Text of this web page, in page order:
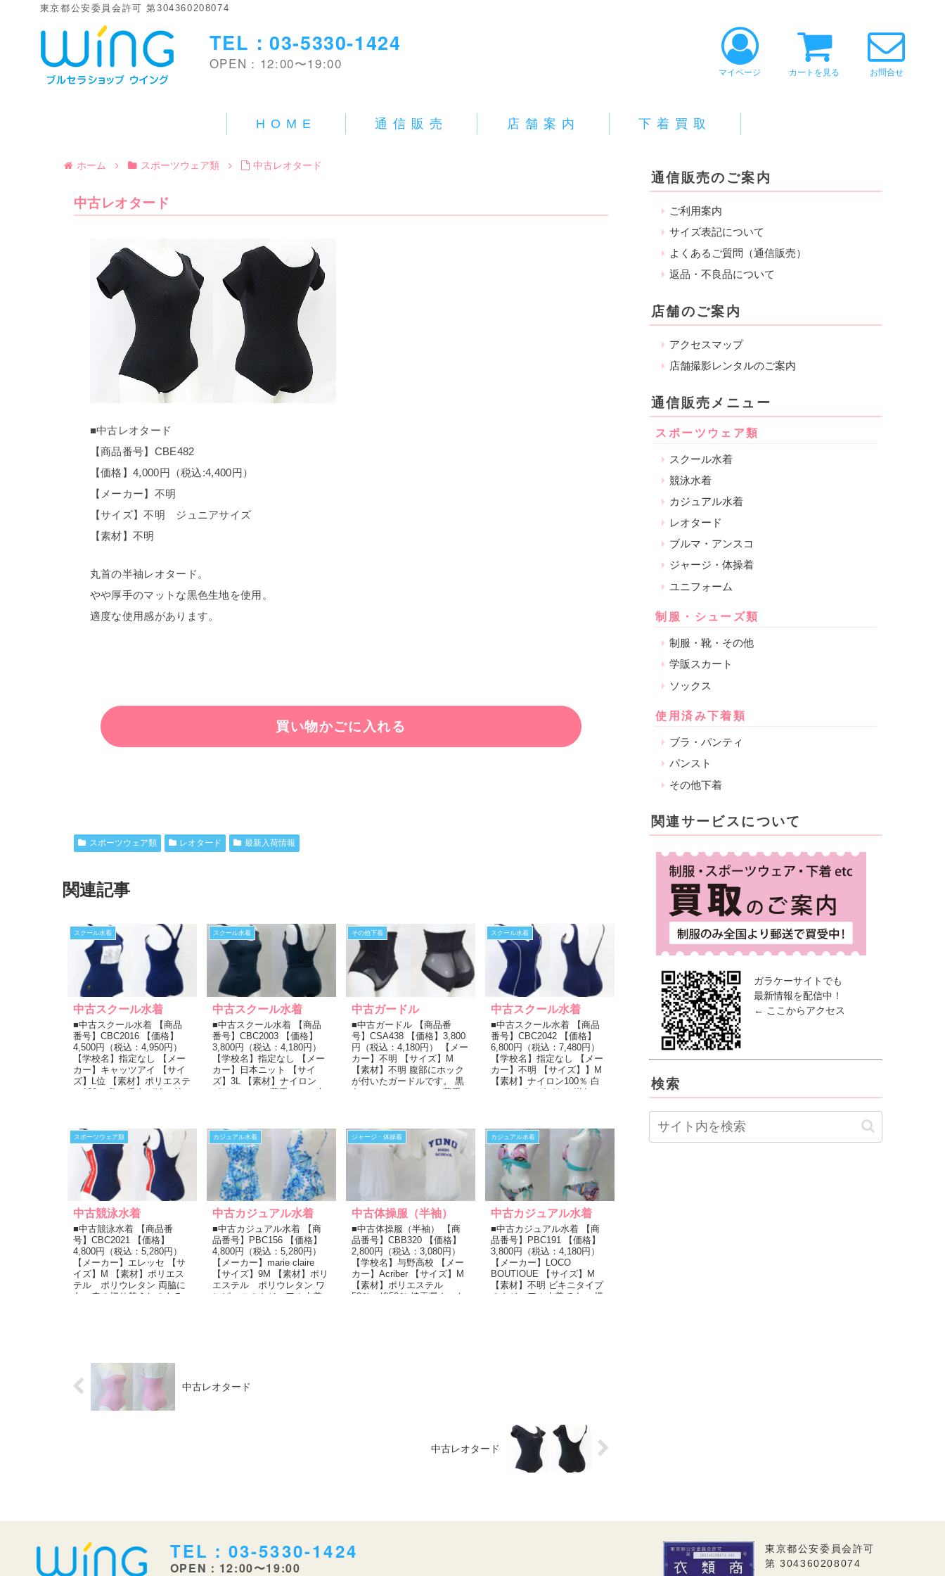
東京都公安委員会許可 第304360208074
TEL：03-5330-1424
OPEN：12:00〜19:00
マイページ カートを見る お問合せ
HOME 通信販売 店舗案内 下着買取
ホーム スポーツウェア類 中古レオタード
中古レオタード
■中古レオタード
【商品番号】CBE482
【価格】4,000円（税込:4,400円）
【メーカー】不明
【サイズ】不明 ジュニアサイズ
【素材】不明
丸首の半袖レオタード。
やや厚手のマットな黒色生地を使用。
適度な使用感があります。
スポーツウェア類 レオタード 最新入荷情報
関連記事
スクール水着
中古スクール水着
■中古スクール水着 【商品
番号】CBC2016 【価格】
4,500円（税込：4,950円）
【学校名】指定なし 【メー
カー】キャッツアイ 【サイ
ズ】L位 【素材】ポリエステ
ル100％ 胸に氏名が縫い付
スクール水着
中古スクール水着
■中古スクール水着 【商品
番号】CBC2003 【価格】
3,800円（税込：4,180円）
【学校名】指定なし 【メー
カー】日本ニット 【サイ
ズ】3L 【素材】ナイロン
ポリウレタン 薄手でやや光
その他下着
中古ガードル
■中古ガードル 【商品番
号】CSA438 【価格】3,800
円（税込：4,180円） 【メー
カー】不明 【サイズ】M
【素材】不明 腹部にホック
が付いたガードルです。 黒
色。オールメッシュで薄手
スクール水着
中古スクール水着
■中古スクール水着 【商品
番号】CBC2042 【価格】
6,800円（税込：7,480円）
【学校名】指定なし 【メー
カー】不明 【サイズ】】M
【素材】ナイロン100％ 白
いパイピングがある紺色ス
スポーツウェア類
中古競泳水着
■中古競泳水着 【商品番
号】CBC2021 【価格】
4,800円（税込：5,280円）
【メーカー】エレッセ 【サ
イズ】M 【素材】ポリエス
テル ポリウレタン 両脇に
白・赤の切り替えしのある
カジュアル水着
中古カジュアル水着
■中古カジュアル水着 【商
品番号】PBC156 【価格】
4,800円（税込：5,280円）
【メーカー】marie claire
【サイズ】9M 【素材】ポリ
エステル ポリウレタン ワ
ンピースのカジュアル水着
ジャージ・体操着
中古体操服（半袖）
■中古体操服（半袖） 【商
品番号】CBB320 【価格】
2,800円（税込：3,080円）
【学校名】与野高校 【メー
カー】Acriber 【サイズ】M
【素材】ポリエステル
50％ 綿50％ 埼玉県さいた
カジュアル水着
中古カジュアル水着
■中古カジュアル水着 【商
品番号】PBC191 【価格】
3,800円（税込：4,180円）
【メーカー】LOCO
BOUTIOUE 【サイズ】M
【素材】不明 ビキニタイプ
のカジュアル水着です。 横
中古レオタード
中古レオタード
通信販売のご案内
ご利用案内
サイズ表記について
よくあるご質問（通信販売）
返品・不良品について
店舗のご案内
アクセスマップ
店舗撮影レンタルのご案内
通信販売メニュー
スポーツウェア類
スクール水着
競泳水着
カジュアル水着
レオタード
ブルマ・アンスコ
ジャージ・体操着
ユニフォーム
制服・シューズ類
制服・靴・その他
学販スカート
ソックス
使用済み下着類
ブラ・パンティ
パンスト
その他下着
関連サービスについて
ガラケーサイトでも
最新情報を配信中！
← ここからアクセス
検索
TEL：03-5330-1424
OPEN：12:00〜19:00
東京都公安委員会許可
第 304360208074